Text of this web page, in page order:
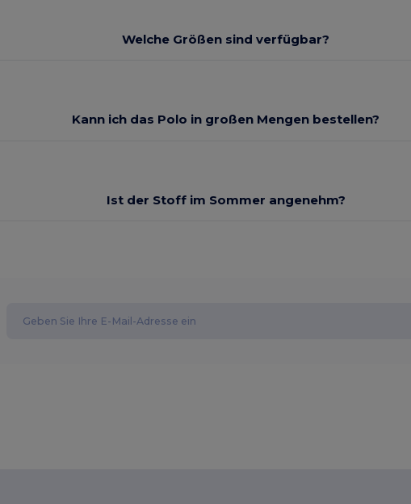
Welche Größen sind verfügbar?
Kann ich das Polo in großen Mengen bestellen?
Ist der Stoff im Sommer angenehm?